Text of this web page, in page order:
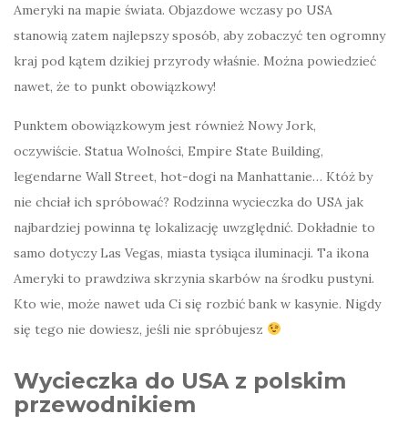
Ameryki na mapie świata. Objazdowe wczasy po USA
stanowią zatem najlepszy sposób, aby zobaczyć ten ogromny
kraj pod kątem dzikiej przyrody właśnie. Można powiedzieć
nawet, że to punkt obowiązkowy!
Punktem obowiązkowym jest również Nowy Jork,
oczywiście. Statua Wolności, Empire State Building,
legendarne Wall Street, hot-dogi na Manhattanie… Któż by
nie chciał ich spróbować? Rodzinna wycieczka do USA jak
najbardziej powinna tę lokalizację uwzględnić. Dokładnie to
samo dotyczy Las Vegas, miasta tysiąca iluminacji. Ta ikona
Ameryki to prawdziwa skrzynia skarbów na środku pustyni.
Kto wie, może nawet uda Ci się rozbić bank w kasynie. Nigdy
się tego nie dowiesz, jeśli nie spróbujesz
Wycieczka do USA z polskim
przewodnikiem